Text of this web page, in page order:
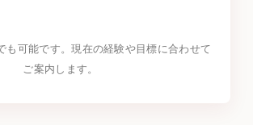
も可能です。現在の経験や目標に合わせて
ご案内します。